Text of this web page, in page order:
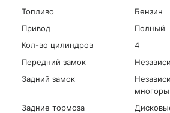
Топливо
Бензин
Привод
Полный
Кол-во цилиндров
4
Передний замок
Задний замок
Задние тормоза